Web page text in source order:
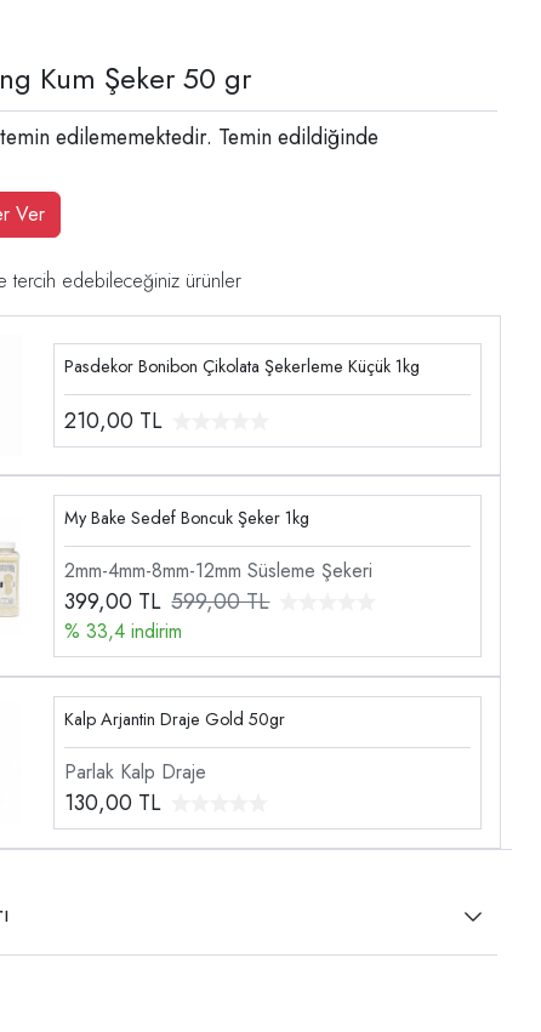
Kum Şeker 50 gr
edilememektedir. Temin edildiğinde
Ver
tercih edebileceğiniz ürünler
Pasdekor Bonibon Çikolata Şekerleme Küçük 1kg
210,00 TL
My Bake Sedef Boncuk Şeker 1kg
2mm-4mm-8mm-12mm Süsleme Şekeri
399,00 TL 599,00 TL
% 33,4 indirim
Kalp Arjantin Draje Gold 50gr
Parlak Kalp Draje
130,00 TL